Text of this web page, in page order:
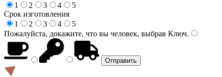
1
2 3 4
5
Срок изготовления
1
2 3 4
5
Пожалуйста, докажите, что вы человек, выбрав Ключ.